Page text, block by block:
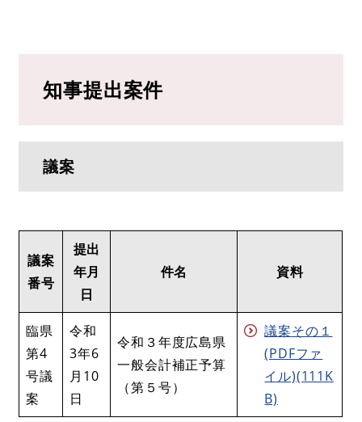
知事提出案件
議案
議案
番号
提出
年月
日
件名 資料
臨県
第4
号議
案
令和
3年6
月10
日
令和３年度広島県
一般会計補正予算
（第５号）
議案その１
(PDFファ
イル)(111K
B)